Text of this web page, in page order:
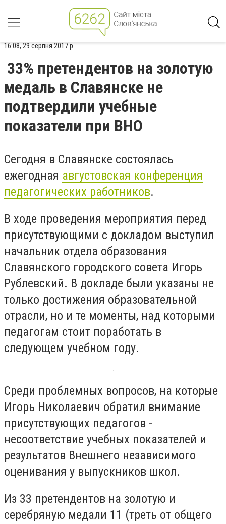
16:08, 29 серпня 2017 р.
33% претендентов на золотую
медаль в Славянске не
подтвердили учебные
показатели при ВНО
Сегодня в Славянске состоялась
ежегодная августовская конференция
педагогических работников.
В ходе проведения мероприятия перед
присутствующими с докладом выступил
начальник отдела образования
Славянского городского совета Игорь
Рублевский. В докладе были указаны не
только достижения образовательной
отрасли, но и те моменты, над которыми
педагогам стоит поработать в
следующем учебном году.
Среди проблемных вопросов, на которые
Игорь Николаевич обратил внимание
присутствующих педагогов -
несоответствие учебных показателей и
результатов Внешнего независимого
оценивания у выпускников школ.
Из 33 претендентов на золотую и
серебряную медали 11 (треть от общего